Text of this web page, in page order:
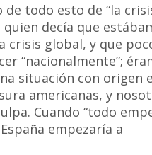
todo esto de “la
quien decía que
crisis global, y que
“nacionalmente”;
situación con origen
americanas, y
Cuando “todo
empezaría a